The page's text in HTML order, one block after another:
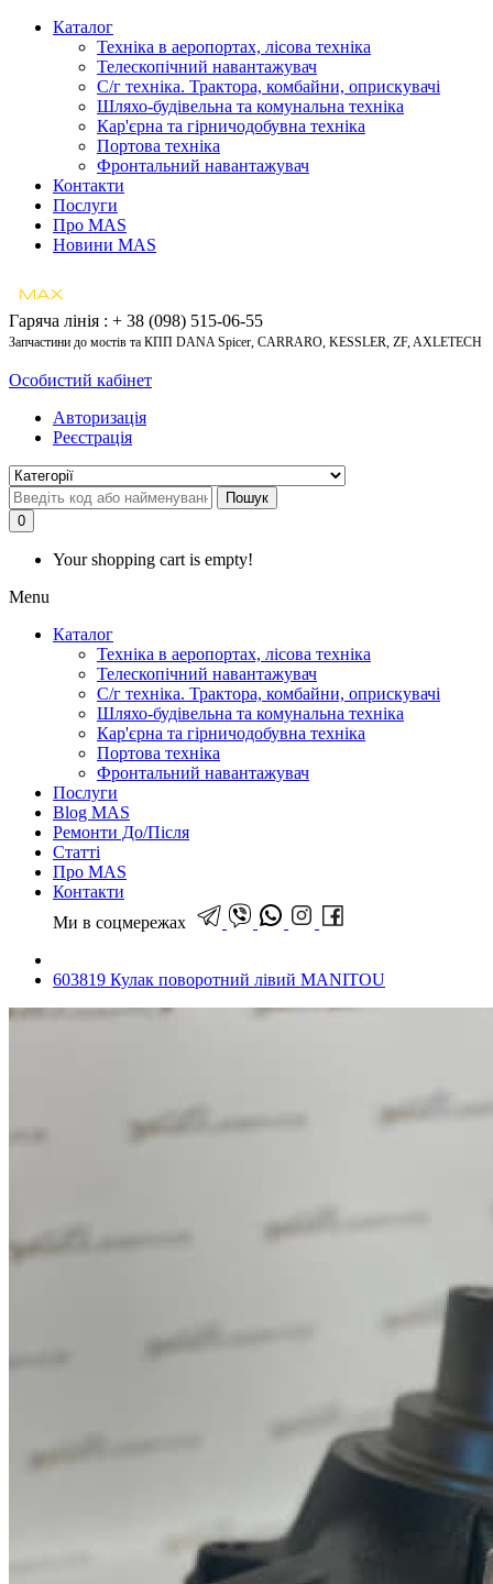
Каталог
Техніка в аеропортах, лісова техніка
Телескопічний навантажувач
С/г техніка. Трактора, комбайни, оприскувачі
Шляхо-будівельна та комунальна техніка
Кар'єрна та гірничодобувна техніка
Портова техніка
Фронтальний навантажувач
Контакти
Послуги
Про MAS
Новини MAS
Гаряча лінія : + 38 (098) 515-06-55
Запчастини до мостів та КПП DANA Spicer, CARRARO, KESSLER, ZF, AXLETECH
Особистий кабінет
Авторизація
Реєстрація
Пошук
0
Your shopping cart is empty!
Menu
Каталог
Техніка в аеропортах, лісова техніка
Телескопічний навантажувач
С/г техніка. Трактора, комбайни, оприскувачі
Шляхо-будівельна та комунальна техніка
Кар'єрна та гірничодобувна техніка
Портова техніка
Фронтальний навантажувач
Послуги
Blog MAS
Ремонти До/Після
Статті
Про MAS
Контакти
Ми в соцмережах
603819 Кулак поворотний лівий MANITOU